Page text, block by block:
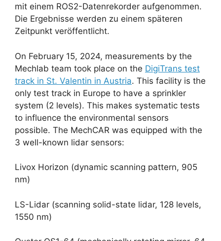
mit einem ROS2-Datenrekorder aufgenommen.
Die Ergebnisse werden zu einem späteren
Zeitpunkt veröffentlicht.
On February 15, 2024, measurements by the
Mechlab team took place on the DigiTrans test
track in St. Valentin in Austria. This facility is the
only test track in Europe to have a sprinkler
system (2 levels). This makes systematic tests
to influence the environmental sensors
possible. The MechCAR was equipped with the
3 well-known lidar sensors:
Livox Horizon (dynamic scanning pattern, 905
nm)
LS-Lidar (scanning solid-state lidar, 128 levels,
1550 nm)